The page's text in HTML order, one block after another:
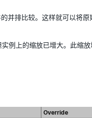
并排比较。这样就可以将
例上的缩放已增大。此缩